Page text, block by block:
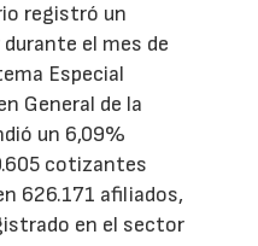
registró un
el mes de
Especial
General de la
un 6,09%
cotizantes
626.171 afiliados,
en el sector